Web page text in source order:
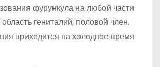
фурункула на любой части
гениталий, половой член.
приходится на холодное время